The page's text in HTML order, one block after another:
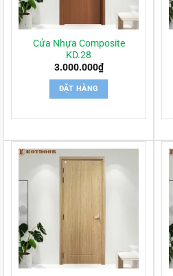
Cửa Nhựa Composite
KD.28
3.000.000₫
ĐẶT HÀNG